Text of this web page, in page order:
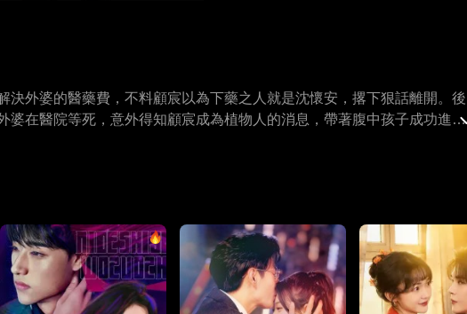
外婆的醫藥費，不料顧宸以為下藥之人就是沈懷安，撂下狠話離開。後
在醫院等死，意外得知顧宸成為植物人的消息，帶著腹中孩子成功進入